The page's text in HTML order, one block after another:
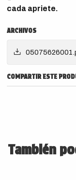
cada apriete.
ARCHIVOS
COMPARTIR ESTE
También